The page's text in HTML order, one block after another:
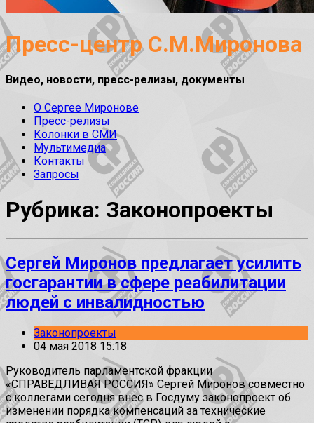
Пресс-центр С.М.Миронова
Видео, новости, пресс-релизы, документы
О Сергее Миронове
Пресс-релизы
Колонки в СМИ
Мультимедиа
Контакты
Запросы
Рубрика: Законопроекты
Сергей Миронов предлагает усилить
госгарантии в сфере реабилитации
людей с инвалидностью
Законопроекты
04 мая 2018 15:18
Руководитель парламентской фракции
«СПРАВЕДЛИВАЯ РОССИЯ» Сергей Миронов совместно
с коллегами сегодня внес в Госдуму законопроект об
изменении порядка компенсаций за технические